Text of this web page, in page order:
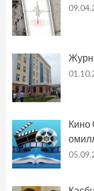
Кино